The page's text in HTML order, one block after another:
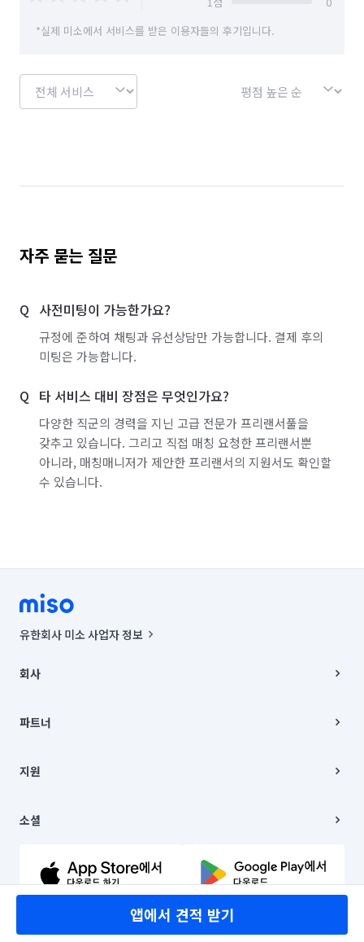
*실제 미소에서 서비스를 받은 이용자들의 후기입니다.
자주 묻는 질문
사전미팅이 가능한가요?
규정에 준하여 채팅과 유선상담만 가능합니다. 결제 후의
미팅은 가능합니다.
타 서비스 대비 장점은 무엇인가요?
다양한 직군의 경력을 지닌 고급 전문가 프리랜서풀을
갖추고 있습니다. 그리고 직접 매칭 요청한 프리랜서뿐
아니라, 매칭매니저가 제안한 프리랜서의 지원서도 확인할
수 있습니다.
앱에서 견적 받기
유한회사 미소 사업자 정보
00019 |
주소 | 본사: 서울특별시 종로구 율곡로 6(중학동, 트윈트리빌딩) B동 5층
컨택센터 : 서울특별시 종로구 수송동 율곡로 24, 7층, 8층 미소
상품, 상품정보, 거래에 관한 의무와 책임은 거래당사자에게 있습니다.
언론 보도 관련 문의:
© 유한회사 미소. Miso, Inc. All Rights Reserved.
회사
채용
파트너
이사
지원
이용약관
문의하기
소셜
유튜브